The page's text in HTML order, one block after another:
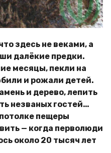
здесь не веками, а
далёкие предки.
месяцы, пекли на
и рожали детей.
и дерево, лепить
незваных гостей…
пещеры
— когда перволюди
около 20 тысяч лет